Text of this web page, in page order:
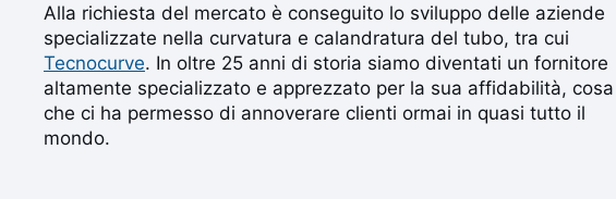
Alla richiesta del mercato è conseguito lo sviluppo delle aziende
specializzate nella curvatura e calandratura del tubo, tra cui
Tecnocurve. In oltre 25 anni di storia siamo diventati un fornitore
altamente specializzato e apprezzato per la sua affidabilità, cosa
che ci ha permesso di annoverare clienti ormai in quasi tutto il
mondo.